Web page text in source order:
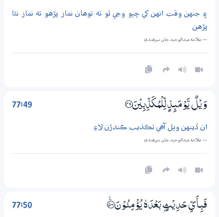
۽ جنهن وقت انهن کي چيو وڃي ٿو ته توهان نماز پڙهو ته نماز نٿا
پڙهن
— علامه عبدالوحيد جان سرھندي
77:49 وَيْلٌ يَّوْمَىِٕذٍ لِّلْمُكَذِّبِيْنَ ؀49
ان ڏينهن ويل آهي تڪذيب ڪندڙن لاءِ
— علامه عبدالوحيد جان سرھندي
77:50 فَبِاَيِّ حَدِيْثٍۢ بَعْدَهٗ يُؤْمِنُوْنَ ؀ۧ50